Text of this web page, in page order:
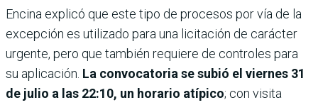
Encina explicó que este tipo de procesos por vía de la
excepción es utilizado para una licitación de carácter
urgente, pero que también requiere de controles para
su aplicación. La convocatoria se subió el viernes 31
de julio a las 22:10, un horario atípico; con visita